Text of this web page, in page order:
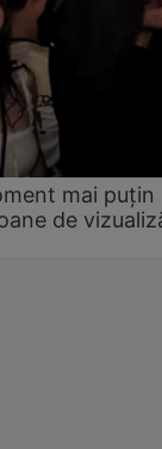
mai puțin
de